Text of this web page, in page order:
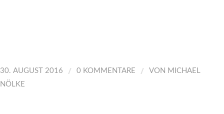
30. AUGUST 2016 / 0 KOMMENTARE / VON MICHAEL
NÖLKE